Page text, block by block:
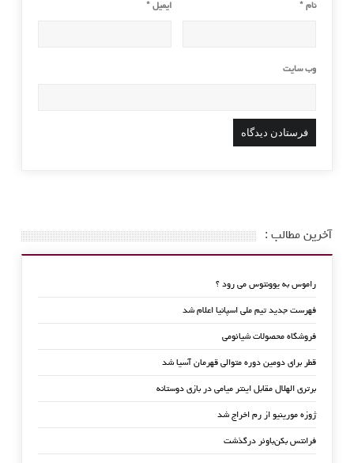
نام * ایمیل*
وب‌ سایت
آخرین مطالب :
راموس به یوونتوس می رود ؟
فهرست جدید تیم ملی اسپانیا اعلام شد
فروشگاه محصولات شیائومی
قطر برای دومین دوره متوالی قهرمان آسیا شد
برتری الهلال مقابل اینتر میامی در بازی دوستانه
ژوزه مورینیو از رم اخراج شد
فرانتس بکن‌باوئر درگذشت